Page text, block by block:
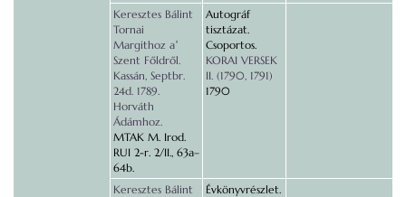
Keresztes Bálint
Tornai
Margithoz aʼ
Szent Főldről.
Kassán, Septbr.
24d. 1789.
Horváth
Ádámhoz.
MTAK M. Irod.
RUI 2-r. 2/II., 63a–
64b.
Autográf
tisztázat.
Csoportos.
KORAI VERSEK
II. (1790, 1791)
1790
Keresztes Bálint
Évkönyvrészlet.